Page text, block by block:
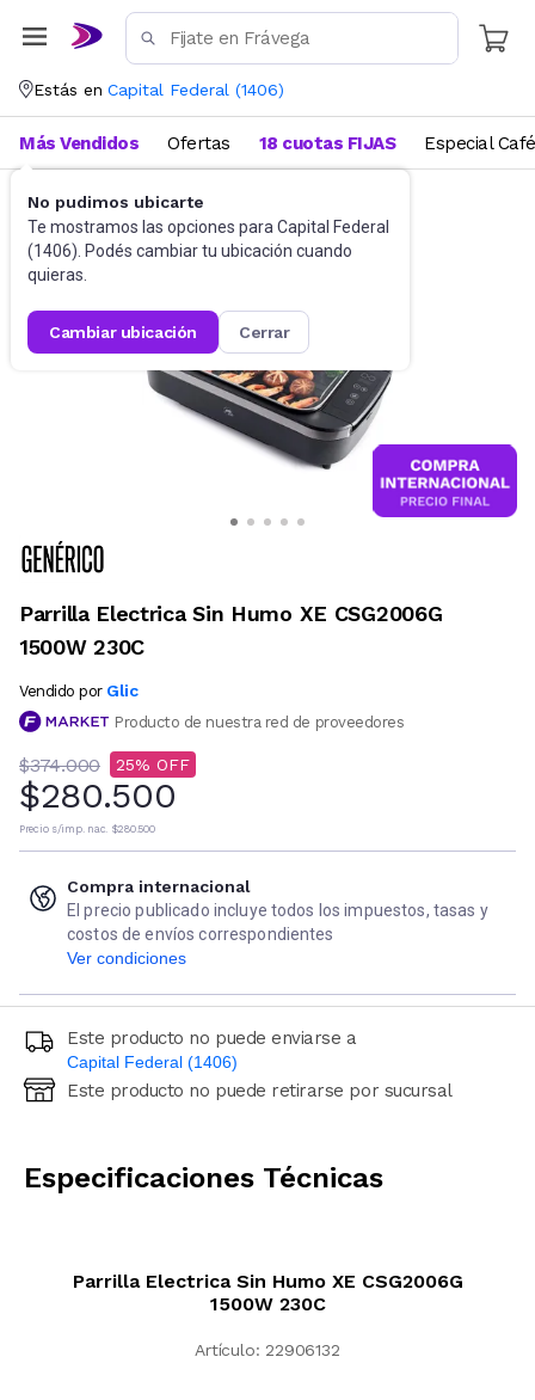
Estás en Capital Federal (1406)
No pudimos ubicarte
Te mostramos las opciones para Capital Federal
(1406). Podés cambiar tu ubicación cuando
quieras.
cambiar ubicación cerrar
Más Vendidos Ofertas 18 cuotas FIJAS Especial Café
Cocina Parrillas eléctricas
Parrilla Electrica Sin Humo XE CSG2006G
1500W 230C
Vendido por Glic
Producto de nuestra red de proveedores
$374.000 25
$280.500
Precio s/imp. nac. $280.500
Compra internacional
El precio publicado incluye todos los impuestos, tasas y
costos de envíos correspondientes
Ver condiciones
Este producto no puede enviarse a
Capital Federal (1406)
Ingresá código postal (sólo números)
Este producto no puede retirarse por sucursal
Especificaciones Técnicas
Parrilla Electrica Sin Humo XE CSG2006G
1500W 230C
Artículo: 22906132